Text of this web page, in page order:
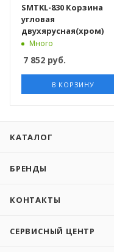
SMTKL-830 Корзина
угловая
двухярусная(хром)
Много
7 852 руб.
В КОРЗИНУ
КАТАЛОГ
БРЕНДЫ
КОНТАКТЫ
СЕРВИСНЫЙ ЦЕНТР